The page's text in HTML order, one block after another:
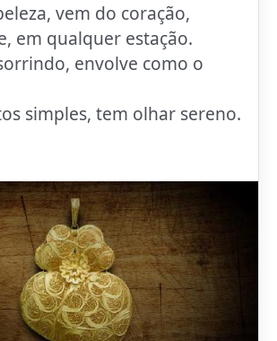
vem do coração,
em qualquer estação.
envolve como o
simples, tem olhar sereno.